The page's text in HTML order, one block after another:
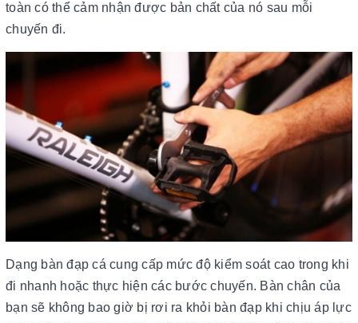
toàn có thể cảm nhận được bản chất của nó sau mỗi
chuyến đi.
Dạng bàn đạp cá cung cấp mức độ kiểm soát cao trong khi
đi nhanh hoặc thực hiện các bước chuyến. Bàn chân của
bạn sẽ không bao giờ bị rơi ra khỏi bàn đạp khi chịu áp lực